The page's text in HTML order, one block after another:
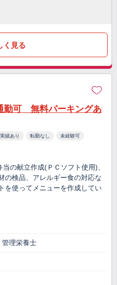
く見る
勤可 無料パーキングあ
績あり 転勤なし 未経験可
の献立作成(ＰＣソフト使用)、
の検品、アレルギー食の対応な
を使ってメニューを作成してい
管理栄養士